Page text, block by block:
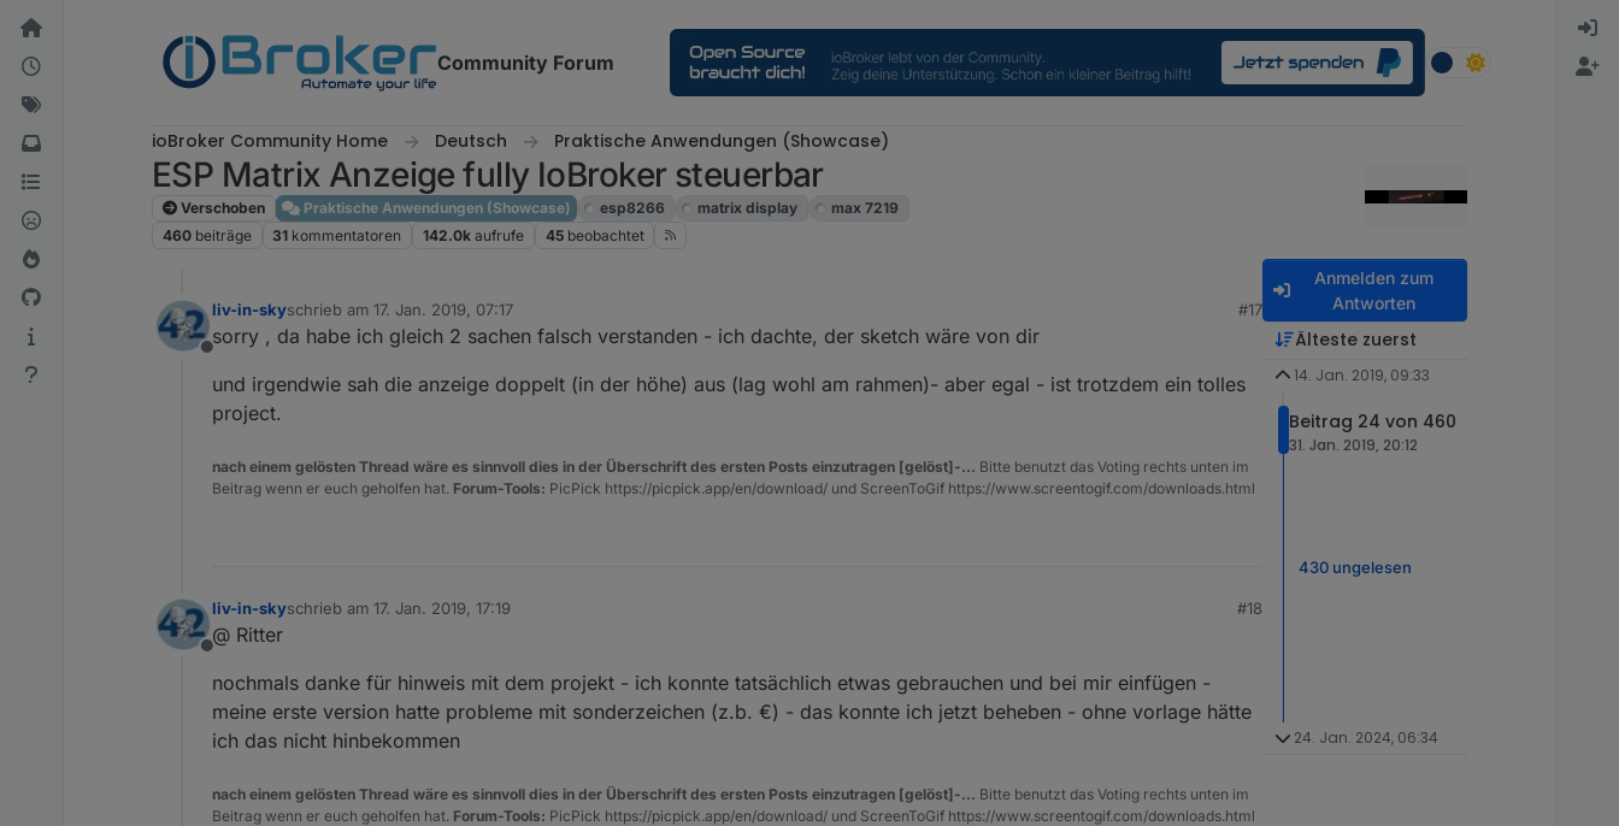
Weiter zum Inhalt
Community Forum
ioBroker Community Home Deutsch Praktische Anwendungen (Showcase)
ESP Matrix Anzeige fully IoBroker steuerbar
Verschoben Praktische Anwendungen (Showcase) esp8266 matrix display
max 7219
460 beiträge 31 kommentatoren 142.0k aufrufe 45 beobachtet
Offline
liv-in-skyschrieb am 17. Jan. 2019, 07:17
zuletzt editiert von
#17
sorry , da habe ich gleich 2 sachen falsch verstanden - ich dachte, der sketch wäre von dir
und irgendwie sah die anzeige doppelt (in der höhe) aus (lag wohl am rahmen)- aber egal - ist trotzdem ein tolles
project.
nach einem gelösten Thread wäre es sinnvoll dies in der Überschrift des ersten Posts einzutragen [gelöst]-... Bitte benutzt das Voting rechts unten im
Beitrag wenn er euch geholfen hat. Forum-Tools: PicPick https://picpick.app/en/download/ und ScreenToGif https://www.screentogif.com/downloads.html
Offline
liv-in-skyschrieb am 17. Jan. 2019, 17:19
zuletzt editiert von
#18
@ Ritter
nochmals danke für hinweis mit dem projekt - ich konnte tatsächlich etwas gebrauchen und bei mir einfügen -
meine erste version hatte probleme mit sonderzeichen (z.b. €) - das konnte ich jetzt beheben - ohne vorlage hätte
ich das nicht hinbekommen
nach einem gelösten Thread wäre es sinnvoll dies in der Überschrift des ersten Posts einzutragen [gelöst]-... Bitte benutzt das Voting rechts unten im
Beitrag wenn er euch geholfen hat. Forum-Tools: PicPick https://picpick.app/en/download/ und ScreenToGif https://www.screentogif.com/downloads.html
Anmelden zum
Antworten
Älteste zuerst
14. Jan. 2019, 09:33
Beitrag 24 von 460
31. Jan. 2019, 20:12
430 ungelesen
24. Jan. 2024, 06:34